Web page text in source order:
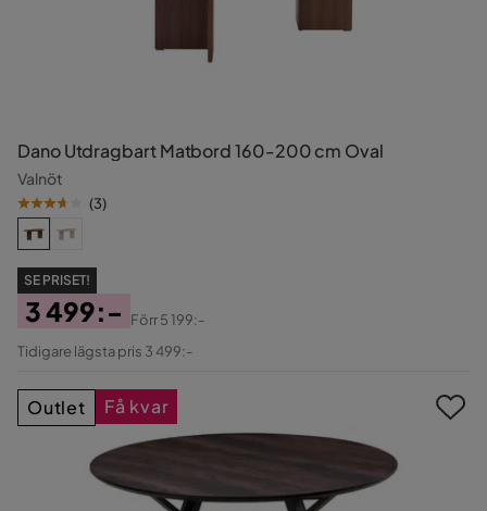
Dano Utdragbart Matbord 160-200 cm Oval
Valnöt
(3)
SE PRISET!
Pris
3 499:-
Original
Förr5 199:-
Tidigare lägsta pris 3 499:-
Outlet Få kvar